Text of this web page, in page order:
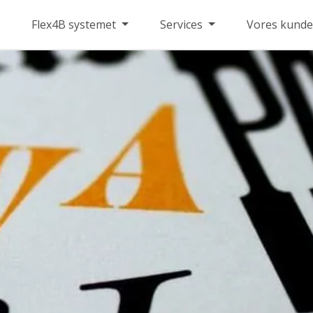
Flex4B systemet Services Vores